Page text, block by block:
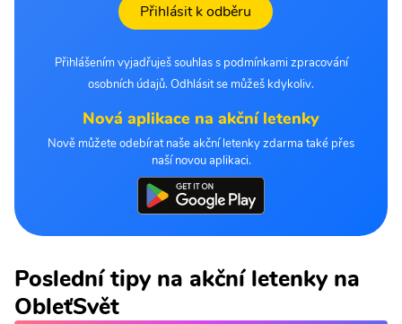
Přihlásit k odběru
Přihlášením vyjadřuješ souhlas s podmínkami zpracování
osobních údajů. Odhlásit se můžeš kdykoliv.
Nová aplikace na akční letenky
Nově můžete odebírat naše akční letenky zdarma také přes
naší novou aplikaci.
Poslední tipy na akční letenky na
ObleťSvět